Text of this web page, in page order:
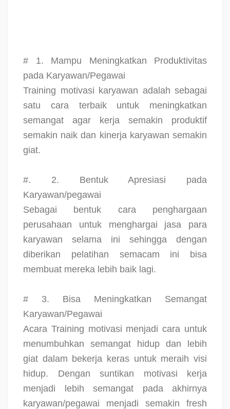
# 1. Mampu Meningkatkan Produktivitas
pada Karyawan/Pegawai
Training motivasi karyawan adalah sebagai
satu cara terbaik untuk meningkatkan
semangat agar kerja semakin produktif
semakin naik dan kinerja karyawan semakin
giat.
#. 2. Bentuk Apresiasi pada
Karyawan/pegawai
Sebagai bentuk cara penghargaan
perusahaan untuk menghargai jasa para
karyawan selama ini sehingga dengan
diberikan pelatihan semacam ini bisa
membuat mereka lebih baik lagi.
# 3. Bisa Meningkatkan Semangat
Karyawan/Pegawai
Acara Training motivasi menjadi cara untuk
menumbuhkan semangat hidup dan lebih
giat dalam bekerja keras untuk meraih visi
hidup. Dengan suntikan motivasi kerja
menjadi lebih semangat pada akhirnya
karyawan/pegawai menjadi semakin fresh